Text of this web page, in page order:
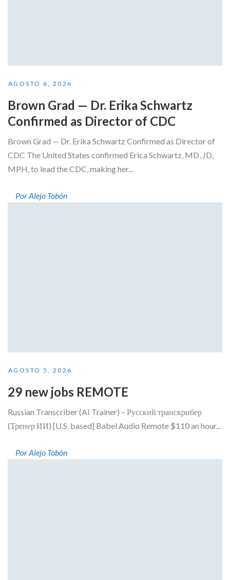
AGOSTO 6, 2026
Brown Grad — Dr. Erika Schwartz
Confirmed as Director of CDC
Brown Grad — Dr. Erika Schwartz Confirmed as Director of
CDC The United States confirmed Erica Schwartz, MD, JD,
MPH, to lead the CDC, making her...
Por Alejo Tobón
AGOSTO 5, 2026
29 new jobs REMOTE
Russian Transcriber (AI Trainer) – Русский транскрибер
(Тренер ИИ) [U.S. based] Babel Audio Remote $110 an hour...
Por Alejo Tobón